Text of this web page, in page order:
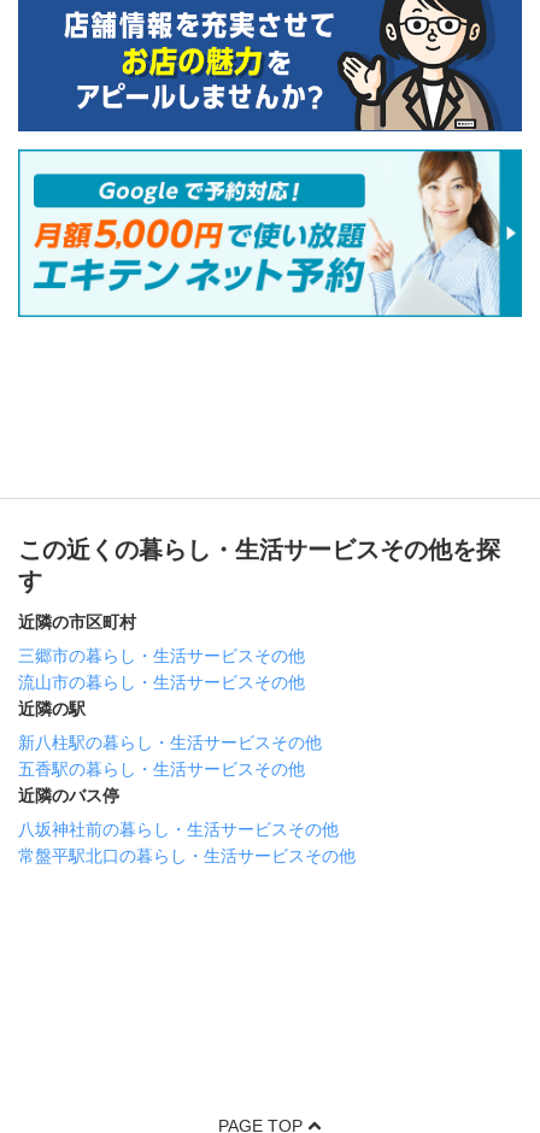
この近くの暮らし・生活サービスその他を探
す
近隣の市区町村
三郷市の暮らし・生活サービスその他
流山市の暮らし・生活サービスその他
近隣の駅
新八柱駅の暮らし・生活サービスその他
五香駅の暮らし・生活サービスその他
近隣のバス停
八坂神社前の暮らし・生活サービスその他
常盤平駅北口の暮らし・生活サービスその他
PAGE TOP